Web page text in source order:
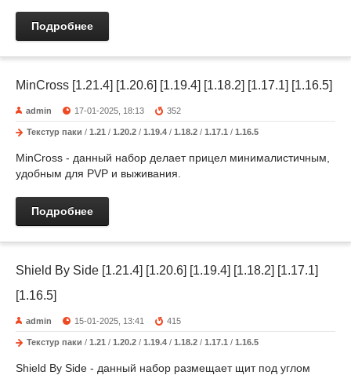
Подробнее
MinCross [1.21.4] [1.20.6] [1.19.4] [1.18.2] [1.17.1] [1.16.5]
admin 17-01-2025, 18:13 352
Текстур паки / 1.21 / 1.20.2 / 1.19.4 / 1.18.2 / 1.17.1 / 1.16.5
MinCross - данный набор делает прицел минималистичным,
удобным для PVP и выживания.
Подробнее
Shield By Side [1.21.4] [1.20.6] [1.19.4] [1.18.2] [1.17.1]
[1.16.5]
admin 15-01-2025, 13:41 415
Текстур паки / 1.21 / 1.20.2 / 1.19.4 / 1.18.2 / 1.17.1 / 1.16.5
Shield By Side - данный набор размещает щит под углом